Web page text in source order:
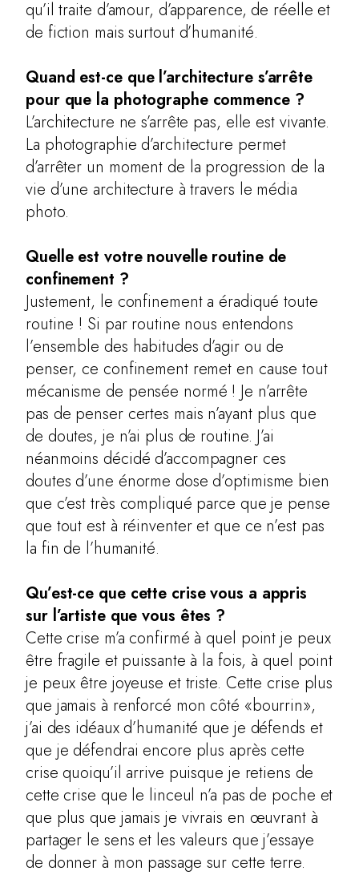
qu’il traite d’amour, d’apparence, de réelle et
de fiction mais surtout d’humanité.
Quand est-ce que l’architecture s’arrête
pour que la photographe commence ?
L’architecture ne s’arrête pas, elle est vivante.
La photographie d’architecture permet
d’arrêter un moment de la progression de la
vie d’une architecture à travers le média
photo.
Quelle est votre nouvelle routine de
confinement ?
Justement, le confinement a éradiqué toute
routine ! Si par routine nous entendons
l’ensemble des habitudes d’agir ou de
penser, ce confinement remet en cause tout
mécanisme de pensée normé ! Je n’arrête
pas de penser certes mais n’ayant plus que
de doutes, je n’ai plus de routine. J’ai
néanmoins décidé d’accompagner ces
doutes d’une énorme dose d’optimisme bien
que c’est très compliqué parce que je pense
que tout est à réinventer et que ce n’est pas
la fin de l’humanité.
Qu’est-ce que cette crise vous a appris
sur l’artiste que vous êtes ?
Cette crise m’a confirmé à quel point je peux
être fragile et puissante à la fois, à quel point
je peux être joyeuse et triste. Cette crise plus
que jamais à renforcé mon côté «bourrin»,
j’ai des idéaux d’humanité que je défends et
que je défendrai encore plus après cette
crise quoiqu’il arrive puisque je retiens de
cette crise que le linceul n’a pas de poche et
que plus que jamais je vivrais en œuvrant à
partager le sens et les valeurs que j’essaye
de donner à mon passage sur cette terre.